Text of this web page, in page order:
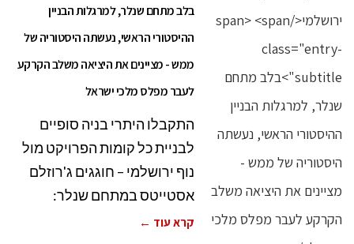
בלב מתחם שנלר, למרגלות הבניין
ההיסטורי הראשי, נעשתה היסטוריה של
ממש - מציינים את היציאה משלב הקרקע
לעבר מפלס מלכי ישראל
התקבלו היתרי בניה סופיים
לבניית כל קומות הפרויקט מול
נוף ירושלמי – חוגגים ג'רוזלם
אסטייטס במתחם שנלר:
קרא עוד ←